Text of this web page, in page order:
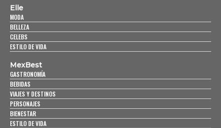
Elle
MODA
BELLEZA
CELEBS
ESTILO DE VIDA
MexBest
GASTRONOMÍA
BEBIDAS
VIAJES Y DESTINOS
PERSONAJES
BIENESTAR
ESTILO DE VIDA